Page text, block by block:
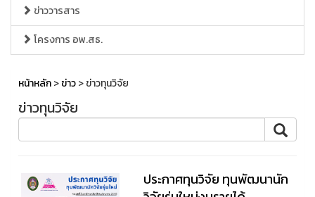
ข่าววารสาร
โครงการ อพ.สธ.
หน้าหลัก>ข่าว> ข่าวทุนวิจัย
ข่าวทุนวิจัย
ประกาศทุนวิจัย ทุนพัฒนานัก